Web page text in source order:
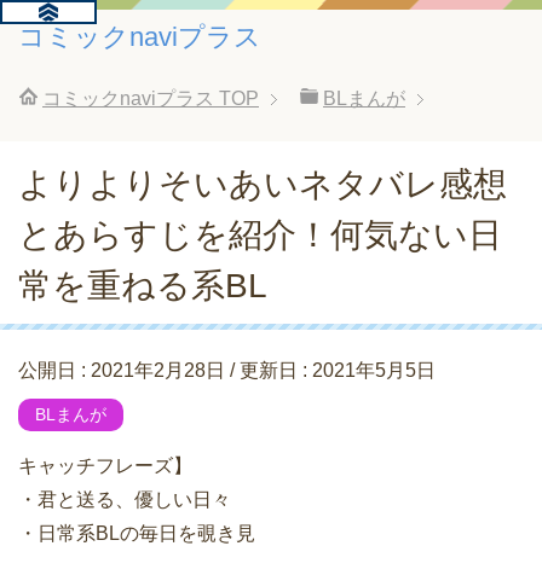
コミックnaviプラス
コミックnaviプラス TOP BLまんが
よりよりそいあいネタバレ感想
とあらすじを紹介！何気ない日
常を重ねる系BL
公開日 : 2021年2月28日 / 更新日 : 2021年5月5日
BLまんが
キャッチフレーズ】
・君と送る、優しい日々
・日常系BLの毎日を覗き見